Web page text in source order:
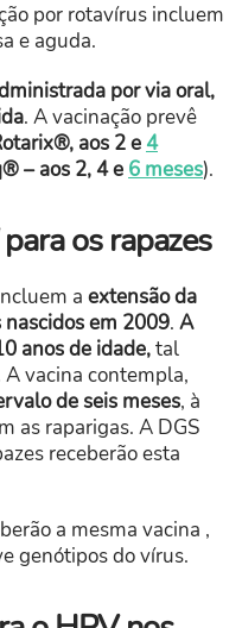
por rotavírus incluem
e aguda.
por via oral,
. A vacinação prevê
aos 2 e 4
– aos 2, 4 e 6 meses).
os rapazes
a extensão da
nascidos em 2009. A
anos de idade,tal
A vacina contempla,
de seis meses, à
as raparigas. A DGS
receberão esta
a mesma vacina ,
genótipos do vírus.